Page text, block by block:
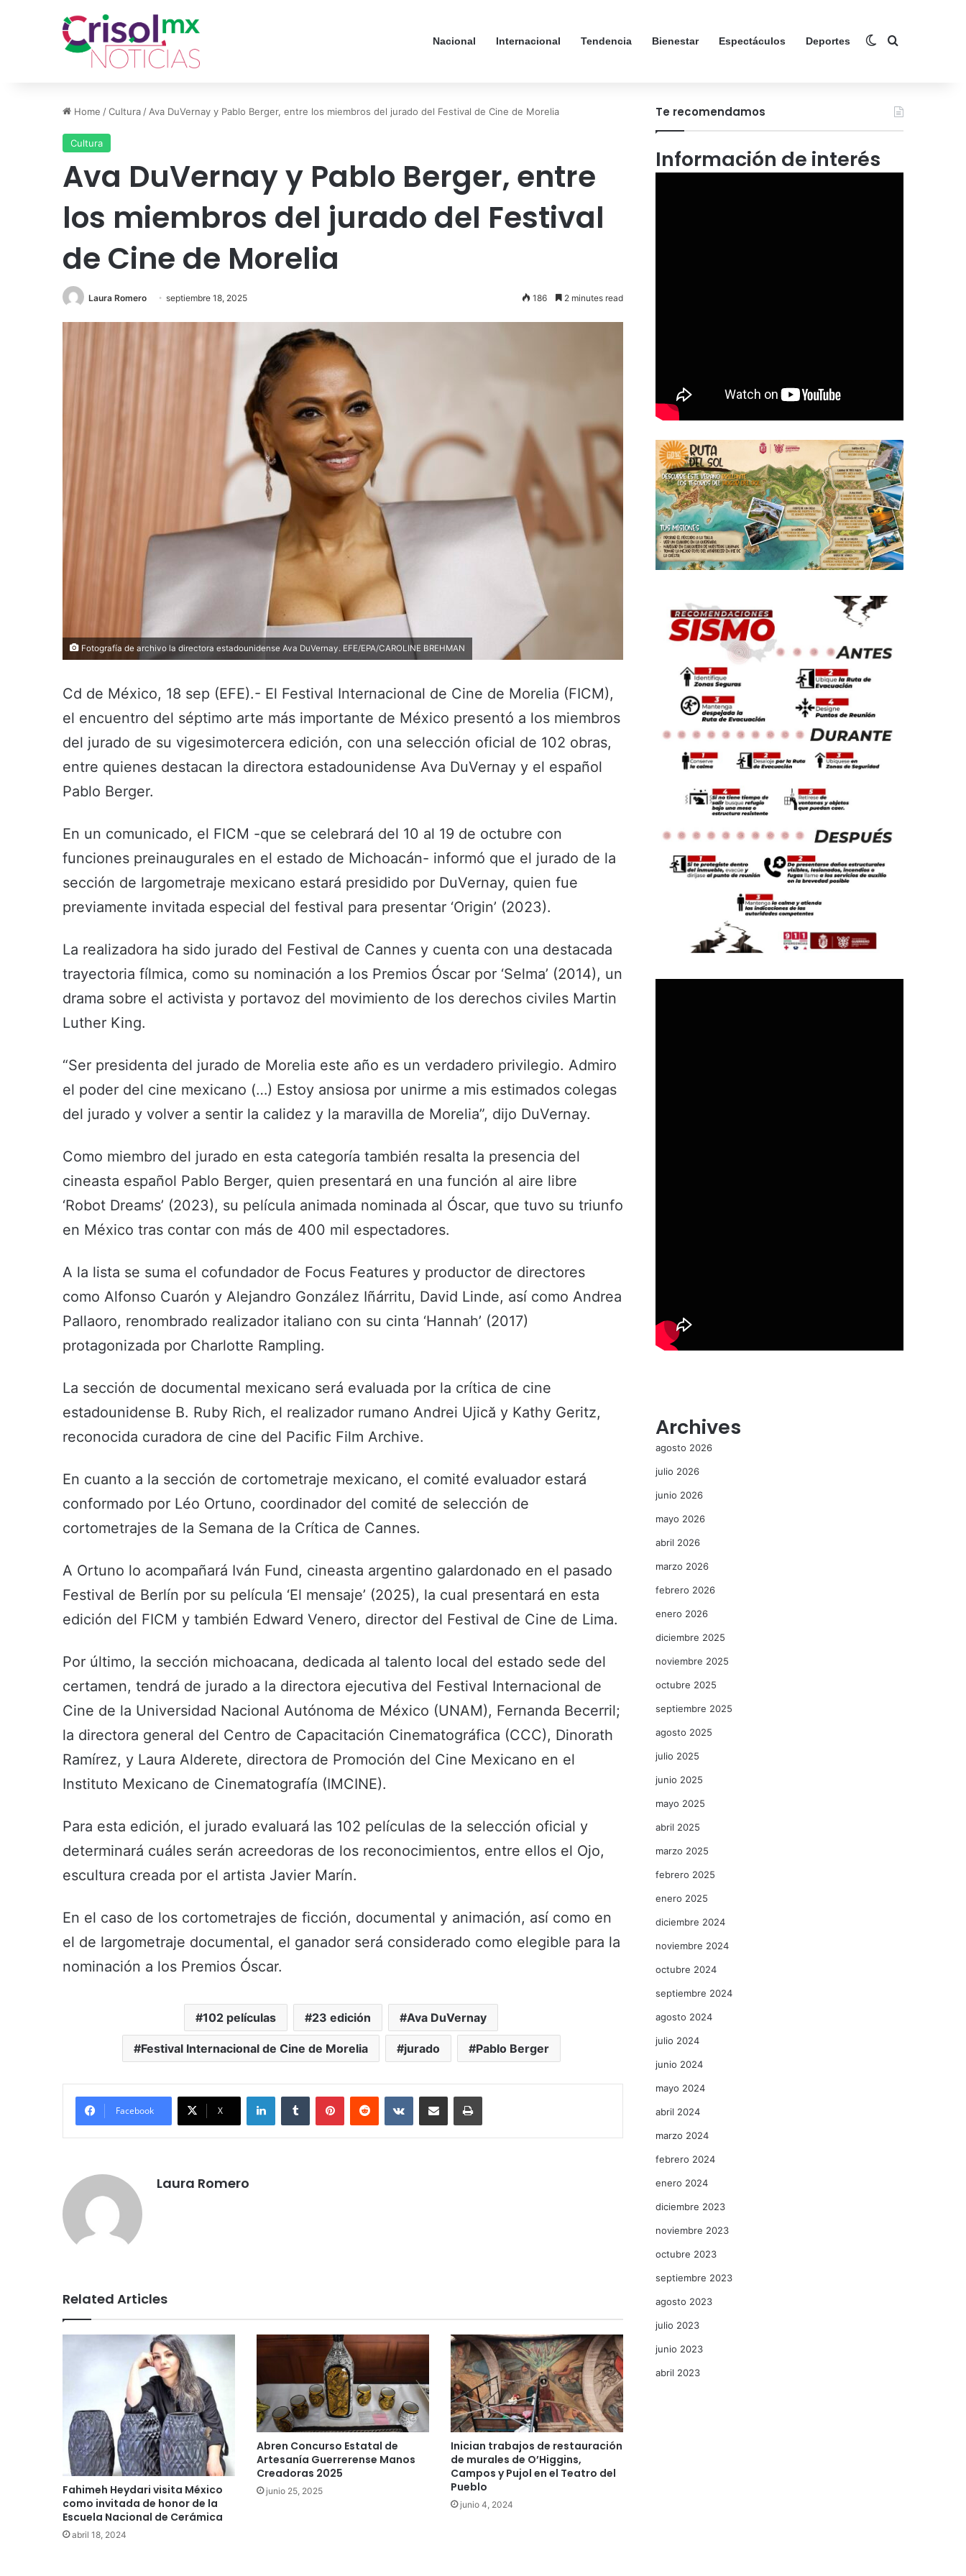
Nacional Internacional Tendencia Bienestar Espectáculos Deportes Switch skin
Search for
Home /Cultura / Ava DuVernay y Pablo Berger, entre los miembros del jurado del Festival de Cine de Morelia
Cultura
Ava DuVernay y Pablo Berger, entre
los miembros del jurado del Festival
de Cine de Morelia
Laura Romero septiembre 18, 2025 186 2 minutes read
Fotografía de archivo la directora estadounidense Ava DuVernay. EFE/EPA/CAROLINE BREHMAN
Cd de México, 18 sep (EFE).- El Festival Internacional de Cine de Morelia (FICM),
el encuentro del séptimo arte más importante de México presentó a los miembros
del jurado de su vigesimotercera edición, con una selección oficial de 102 obras,
entre quienes destacan la directora estadounidense Ava DuVernay y el español
Pablo Berger.
En un comunicado, el FICM -que se celebrará del 10 al 19 de octubre con
funciones preinaugurales en el estado de Michoacán- informó que el jurado de la
sección de largometraje mexicano estará presidido por DuVernay, quien fue
previamente invitada especial del festival para presentar ‘Origin’ (2023).
La realizadora ha sido jurado del Festival de Cannes y cuenta con una destacada
trayectoria fílmica, como su nominación a los Premios Óscar por ‘Selma’ (2014), un
drama sobre el activista y portavoz del movimiento de los derechos civiles Martin
Luther King.
“Ser presidenta del jurado de Morelia este año es un verdadero privilegio. Admiro
el poder del cine mexicano (…) Estoy ansiosa por unirme a mis estimados colegas
del jurado y volver a sentir la calidez y la maravilla de Morelia”, dijo DuVernay.
Como miembro del jurado en esta categoría también resalta la presencia del
cineasta español Pablo Berger, quien presentará en una función al aire libre
‘Robot Dreams’ (2023), su película animada nominada al Óscar, que tuvo su triunfo
en México tras contar con más de 400 mil espectadores.
A la lista se suma el cofundador de Focus Features y productor de directores
como Alfonso Cuarón y Alejandro González Iñárritu, David Linde, así como Andrea
Pallaoro, renombrado realizador italiano con su cinta ‘Hannah’ (2017)
protagonizada por Charlotte Rampling.
La sección de documental mexicano será evaluada por la crítica de cine
estadounidense B. Ruby Rich, el realizador rumano Andrei Ujică y Kathy Geritz,
reconocida curadora de cine del Pacific Film Archive.
En cuanto a la sección de cortometraje mexicano, el comité evaluador estará
conformado por Léo Ortuno, coordinador del comité de selección de
cortometrajes de la Semana de la Crítica de Cannes.
A Ortuno lo acompañará Iván Fund, cineasta argentino galardonado en el pasado
Festival de Berlín por su película ‘El mensaje’ (2025), la cual presentará en esta
edición del FICM y también Edward Venero, director del Festival de Cine de Lima.
Por último, la sección michoacana, dedicada al talento local del estado sede del
certamen, tendrá de jurado a la directora ejecutiva del Festival Internacional de
Cine de la Universidad Nacional Autónoma de México (UNAM), Fernanda Becerril;
la directora general del Centro de Capacitación Cinematográfica (CCC), Dinorath
Ramírez, y Laura Alderete, directora de Promoción del Cine Mexicano en el
Instituto Mexicano de Cinematografía (IMCINE).
Para esta edición, el jurado evaluará las 102 películas de la selección oficial y
determinará cuáles serán acreedoras de los reconocimientos, entre ellos el Ojo,
escultura creada por el artista Javier Marín.
En el caso de los cortometrajes de ficción, documental y animación, así como en
el de largometraje documental, el ganador será considerado como elegible para la
nominación a los Premios Óscar.
102 películas 23 edición Ava DuVernay
Festival Internacional de Cine de Morelia jurado Pablo Berger
Facebook X
LinkedInTumblr PinterestReddit VKontakteShare via Email Print
Laura Romero
Related Articles
Fahimeh Heydari visita México
como invitada de honor de la
Escuela Nacional de Cerámica
abril 18, 2024
Abren Concurso Estatal de
Artesanía Guerrerense Manos
Creadoras 2025
junio 25, 2025
Inician trabajos de restauración
de murales de O’Higgins,
Campos y Pujol en el Teatro del
Pueblo
junio 4, 2024
Te recomendamos
Información de interés
Archives
agosto 2026
julio 2026
junio 2026
mayo 2026
abril 2026
marzo 2026
febrero 2026
enero 2026
diciembre 2025
noviembre 2025
octubre 2025
septiembre 2025
agosto 2025
julio 2025
junio 2025
mayo 2025
abril 2025
marzo 2025
febrero 2025
enero 2025
diciembre 2024
noviembre 2024
octubre 2024
septiembre 2024
agosto 2024
julio 2024
junio 2024
mayo 2024
abril 2024
marzo 2024
febrero 2024
enero 2024
diciembre 2023
noviembre 2023
octubre 2023
septiembre 2023
agosto 2023
julio 2023
junio 2023
abril 2023